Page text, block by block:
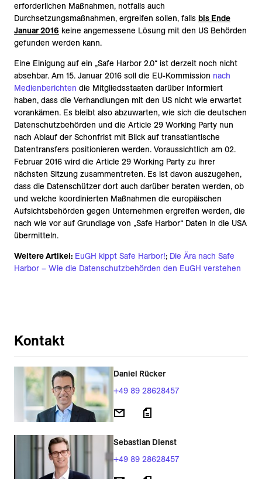
erforderlichen Maßnahmen, notfalls auch
Durchsetzungsmaßnahmen, ergreifen sollen, falls bis Ende
Januar 2016 keine angemessene Lösung mit den US Behörden
gefunden werden kann.
Eine Einigung auf ein „Safe Harbor 2.0“ ist derzeit noch nicht
absehbar. Am 15. Januar 2016 soll die EU-Kommission nach
Medienberichten die Mitgliedsstaaten darüber informiert
haben, dass die Verhandlungen mit den US nicht wie erwartet
vorankämen. Es bleibt also abzuwarten, wie sich die deutschen
Datenschutzbehörden und die Article 29 Working Party nun
nach Ablauf der Schonfrist mit Blick auf transatlantische
Datentransfers positionieren werden. Voraussichtlich am 02.
Februar 2016 wird die Article 29 Working Party zu ihrer
nächsten Sitzung zusammentreten. Es ist davon auszugehen,
dass die Datenschützer dort auch darüber beraten werden, ob
und welche koordinierten Maßnahmen die europäischen
Aufsichtsbehörden gegen Unternehmen ergreifen werden, die
nach wie vor auf Grundlage von „Safe Harbor“ Daten in die USA
übermitteln.
Weitere Artikel: EuGH kippt Safe Harbor!; Die Ära nach Safe
Harbor – Wie die Datenschutzbehörden den EuGH verstehen
Kontakt
Daniel Rücker
+49 89 28628457
Sebastian Dienst
+49 89 28628457